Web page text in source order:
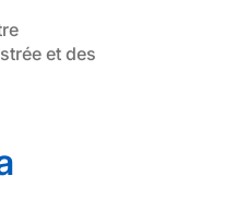
et des